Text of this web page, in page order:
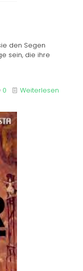
den Segen
sein, die ihre
0 Weiterlesen